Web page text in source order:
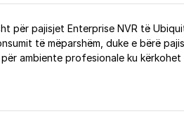
për pajisjet Enterprise NVR të
të mëparshëm, duke e bërë
ambiente profesionale ku